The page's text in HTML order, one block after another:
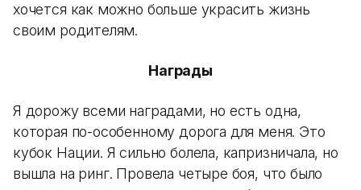
хочется как можно больше украсить жизнь
своим родителям.
Награды
Я дорожу всеми наградами, но есть одна,
которая по-особенному дорога для меня. Это
кубок Нации. Я сильно болела, капризничала, но
вышла на ринг. Провела четыре боя, что было